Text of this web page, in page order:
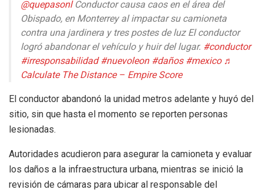
@quepasonlConductor causa caos en el área del
Obispado, en Monterrey al impactar su camioneta
contra una jardinera y tres postes de luz El conductor
logró abandonar el vehículo y huir del lugar. #conductor
#irresponsabilidad #nuevoleon #daños #mexico ♬
Calculate The Distance – Empire Score
El conductor abandonó la unidad metros adelante y huyó del
sitio, sin que hasta el momento se reporten personas
lesionadas.
Autoridades acudieron para asegurar la camioneta y evaluar
los daños a la infraestructura urbana, mientras se inició la
revisión de cámaras para ubicar al responsable del